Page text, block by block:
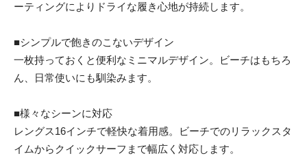
ーティングによりドライな履き心地が持続します。
■シンプルで飽きのこないデザイン
一枚持っておくと便利なミニマルデザイン。ビーチはもちろ
ん、日常使いにも馴染みます。
■様々なシーンに対応
レングス16インチで軽快な着用感。ビーチでのリラックスタ
イムからクイックサーフまで幅広く対応します。